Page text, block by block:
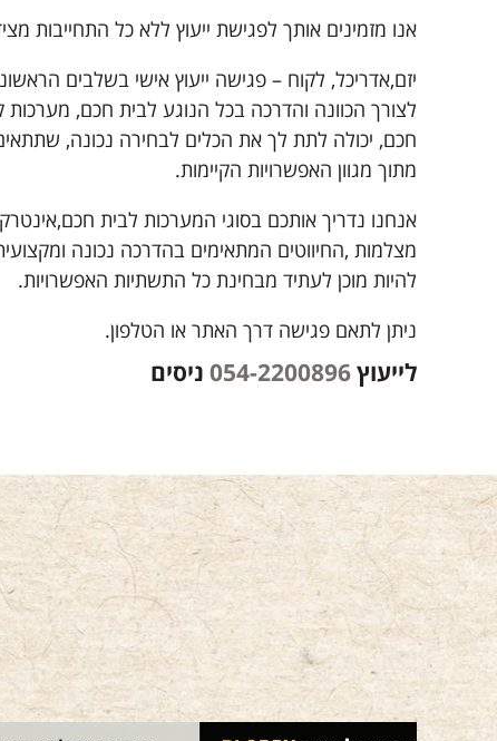
אנו מזמינים אותך לפגישת ייעוץ ללא כל התחייבות
יזם,אדריכל, לקוח – פגישה ייעוץ אישי בשלבים
לצורך הכוונה והדרכה בכל הנוגע לבית חכם, מערכות
חכם, יכולה לתת לך את הכלים לבחירה נכונה,
מתוך מגוון האפשרויות הקיימות.
אנחנו נדריך אותכם בסוגי המערכות לבית
מצלמות ,החיווטים המתאימים בהדרכה נכונה
להיות מוכן לעתיד מבחינת כל התשתיות האפשרויות.
ניתן לתאם פגישה דרך האתר או הטלפון.
לייעוץ054-2200896 ניסים